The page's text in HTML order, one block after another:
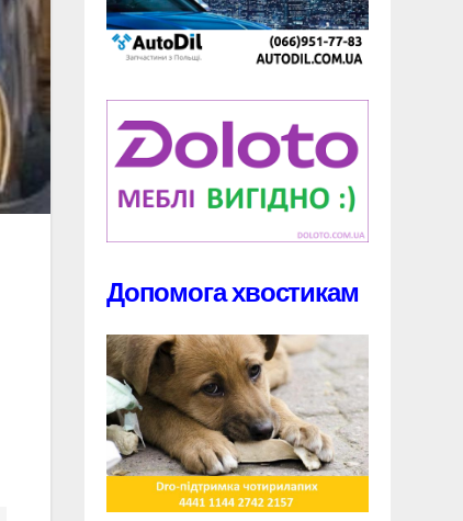
Допомога хвостикам